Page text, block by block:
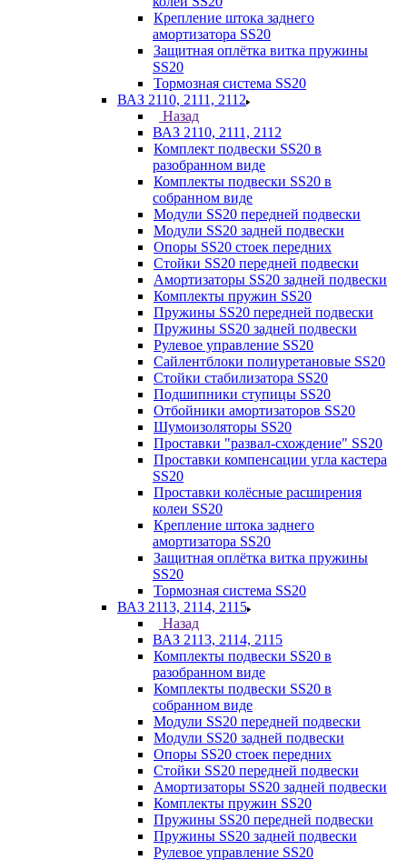
Крепление штока заднего
амортизатора SS20
Защитная оплётка витка пружины
SS20
Тормозная система SS20
ВАЗ 2110, 2111, 2112
Назад
ВАЗ 2110, 2111, 2112
Комплект подвески SS20 в
разобранном виде
Комплекты подвески SS20 в
собранном виде
Модули SS20 передней подвески
Модули SS20 задней подвески
Опоры SS20 стоек передних
Стойки SS20 передней подвески
Амортизаторы SS20 задней подвески
Комплекты пружин SS20
Пружины SS20 передней подвески
Пружины SS20 задней подвески
Рулевое управление SS20
Сайлентблоки полиуретановые SS20
Стойки стабилизатора SS20
Подшипники ступицы SS20
Отбойники амортизаторов SS20
Шумоизоляторы SS20
Проставки "развал-схождение" SS20
Проставки компенсации угла кастера
SS20
Проставки колёсные расширения
колеи SS20
Крепление штока заднего
амортизатора SS20
Защитная оплётка витка пружины
SS20
Тормозная система SS20
ВАЗ 2113, 2114, 2115
Назад
ВАЗ 2113, 2114, 2115
Комплекты подвески SS20 в
разобранном виде
Комплекты подвески SS20 в
собранном виде
Модули SS20 передней подвески
Модули SS20 задней подвески
Опоры SS20 стоек передних
Стойки SS20 передней подвески
Амортизаторы SS20 задней подвески
Комплекты пружин SS20
Пружины SS20 передней подвески
Пружины SS20 задней подвески
Рулевое управление SS20